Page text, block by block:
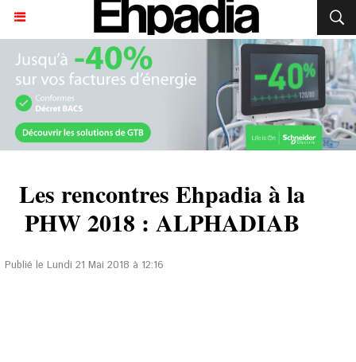
Les rencontres Ehpadia à la
PHW 2018 : ALPHADIAB
Publié le Lundi 21 Mai 2018 à 12:16